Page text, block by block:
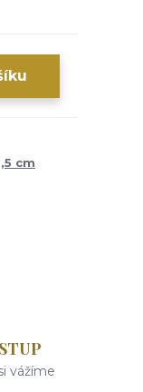
cm
vážíme